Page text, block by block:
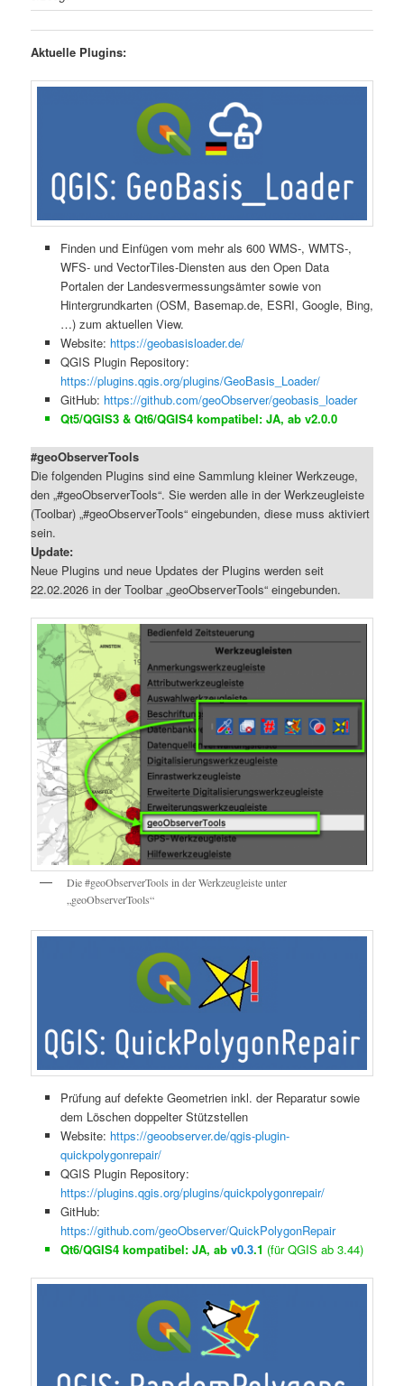
Aktuelle Plugins:
Finden und Einfügen vom mehr als 600 WMS-, WMTS-,
WFS- und VectorTiles-Diensten aus den Open Data
Portalen der Landesvermessungsämter sowie von
Hintergrundkarten (OSM, Basemap.de, ESRI, Google, Bing,
…) zum aktuellen View.
Website: https://geobasisloader.de/
QGIS Plugin Repository:
https://plugins.qgis.org/plugins/GeoBasis_Loader/
GitHub: https://github.com/geoObserver/geobasis_loader
Qt5/QGIS3 & Qt6/QGIS4 kompatibel: JA, ab v2.0.0
#geoObserverTools
Die folgenden Plugins sind eine Sammlung kleiner Werkzeuge,
den „#geoObserverTools“. Sie werden alle in der Werkzeugleiste
(Toolbar) „#geoObserverTools“ eingebunden, diese muss aktiviert
sein.
Update:
Neue Plugins und neue Updates der Plugins werden seit
22.02.2026 in der Toolbar „geoObserverTools“ eingebunden.
Die #geoObserverTools in der Werkzeugleiste unter
„geoObserverTools“
Prüfung auf defekte Geometrien inkl. der Reparatur sowie
dem Löschen doppelter Stützstellen
Website: https://geoobserver.de/qgis-plugin-
quickpolygonrepair/
QGIS Plugin Repository:
https://plugins.qgis.org/plugins/quickpolygonrepair/
GitHub:
https://github.com/geoObserver/QuickPolygonRepair
Qt6/QGIS4 kompatibel: JA, ab v0.3.1 (für QGIS ab 3.44)